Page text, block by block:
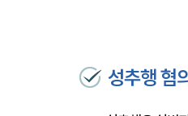
성추행 혐